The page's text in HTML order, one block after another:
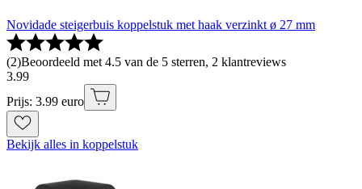
Novidade steigerbuis koppelstuk met haak verzinkt ø 27 mm
(2)Beoordeeld met 4.5 van de 5 sterren, 2 klantreviews
3.99
Prijs: 3.99 euro
Bekijk alles in koppelstuk